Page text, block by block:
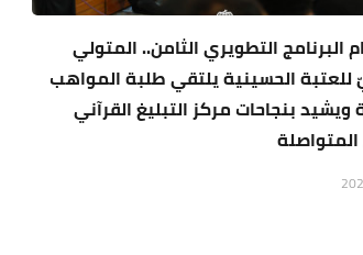
البرنامج التطويري الثامن.. المتولي
للعتبة الحسينية يلتقي طلبة المواهب
ويشيد بنجاحات مركز التبليغ القرآني